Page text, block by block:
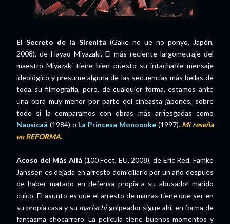
El Secreto de la Sirenita (Gake no ue no ponyo, Japón,
2008), de Hayao Miyazaki. El más reciente largometraje del
maestro Miyazaki tiene bien puesto su intachable mensaje
ideológico y presume alguna de las secuencias más bellas de
toda su filmografía, pero, de cualquier forma, estamos ante
una obra muy menor por parte del cineasta japonés, sobre
todo si la comparamos con obras más arriesgadas como
Nausicaä (1984) o La Princesa Mononoke(1997). Mi reseña
en REFORMA.
Acoso del Más Allá (100 Feet, EU, 2008), de Eric Red. Famke
Janssen es dejada en arresto domiciliario por un año después
de haber matado en defensa propia a su abusador marido
cuico. El asunto es que el arresto de marras tiene que ser en
su propia casa y su mariachigolpeador sigue ahí, en forma de
fantasma chocarrero. La película tiene buenos momentos y